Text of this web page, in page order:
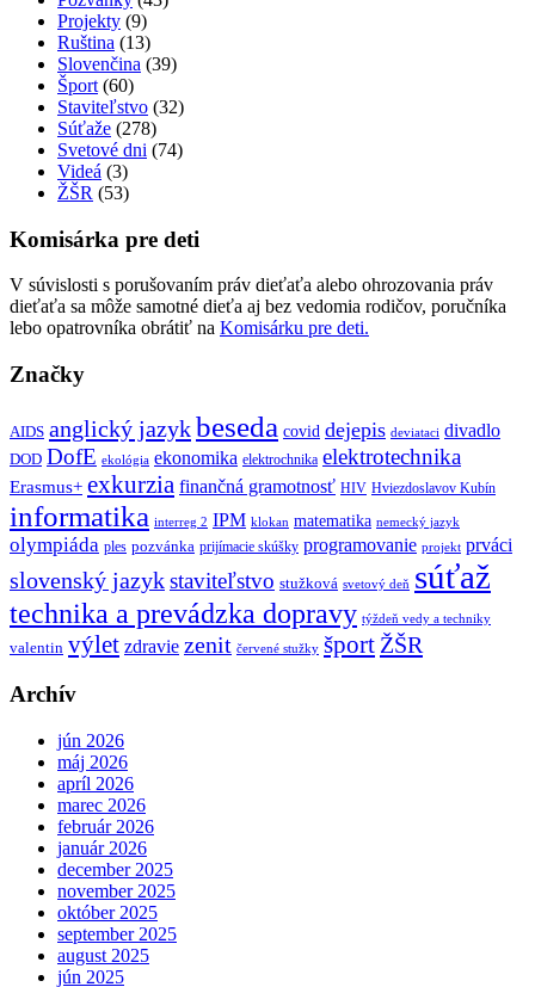
Projekty (9)
Ruština (13)
Slovenčina (39)
Šport (60)
Staviteľstvo (32)
Súťaže (278)
Svetové dni (74)
Videá (3)
ŽŠR (53)
Komisárka pre deti
V súvislosti s porušovaním práv dieťaťa alebo ohrozovania práv
dieťaťa sa môže samotné dieťa aj bez vedomia rodičov, poručníka
lebo opatrovníka obrátiť na Komisárku pre deti.
Značky
AIDS anglický jazykbeseda covid dejepis deviataci divadlo
DOD DofE ekológia ekonomika elektrochnika elektrotechnika
Erasmus+ exkurzia finančná gramotnosť HIV Hviezdoslavov Kubín
informatika interreg 2 IPM klokan matematika nemecký jazyk
olympiáda ples pozvánka prijímacie skúšky programovanie projekt prváci
slovenský jazykstaviteľstvo stužková svetový deň súťaž
technika a prevádzka dopravy týždeň vedy a techniky
valentin výlet zdravie zenit červené stužky šport ŽŠR
Archív
jún 2026
máj 2026
apríl 2026
marec 2026
február 2026
január 2026
december 2025
november 2025
október 2025
september 2025
august 2025
jún 2025